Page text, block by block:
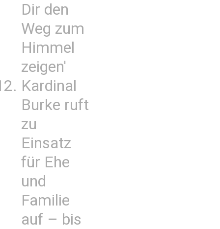
Dir den
Weg zum
Himmel
zeigen'
Kardinal
Burke ruft
zu
Einsatz
für Ehe
und
Familie
auf – bis